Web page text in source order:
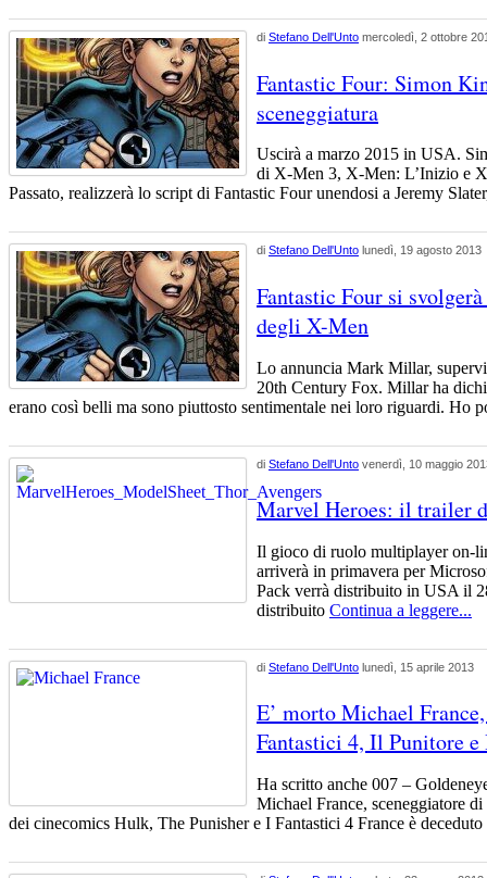
di Stefano Dell'Unto mercoledì, 2 ottobre
Fantastic Four: Simon
sceneggiatura
Uscirà a marzo 2015 in USA.
di X-Men 3, X-Men: L’Inizio e
Passato, realizzerà lo script di Fantastic Four unendosi a Jeremy
di Stefano Dell'Unto lunedì, 19 agosto 2013
Fantastic Four si
degli X-Men
Lo annuncia Mark Millar,
20th Century Fox. Millar ha
erano così belli ma sono piuttosto sentimentale nei loro riguardi. Ho
di Stefano Dell'Unto venerdì, 10 maggio
Marvel Heroes: il trailer
Il gioco di ruolo multiplayer on-
arriverà in primavera per
Pack verrà distribuito in USA il
distribuito Continua a leggere...
di Stefano Dell'Unto lunedì, 15 aprile 2013
E’ morto Michael
Fantastici 4, Il Punitore
Ha scritto anche 007 –
Michael France, sceneggiatore
dei cinecomics Hulk, The Punisher e I Fantastici 4 France è